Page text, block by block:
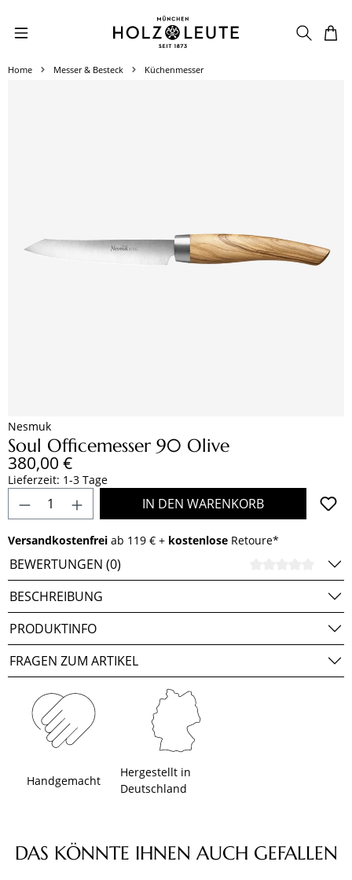
Zum Hauptinhalt springen
Home Messer & Besteck Küchenmesser
Nesmuk
Soul Officemesser 90 Olive
Regulärer Preis:
380,00 €
Lieferzeit: 1-3 Tage
Produkt Anzahl: Gib den gewünschten
IN DEN WARENKORB
Versandkostenfrei ab 119 € + kostenlose Retoure*
BEWERTUNGEN (0)
BESCHREIBUNG
PRODUKTINFO
FRAGEN ZUM ARTIKEL
Handgemacht
Hergestellt in
Deutschland
Produktgalerie überspringen
DAS KÖNNTE IHNEN AUCH GEFALLEN